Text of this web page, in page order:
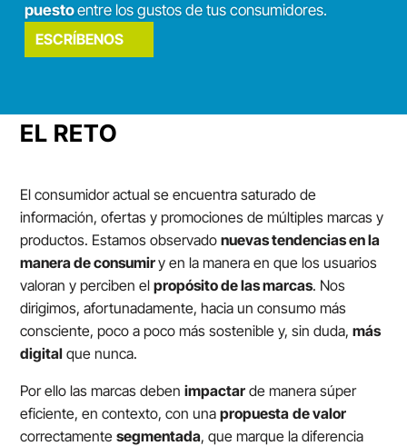
puestoentre los gustos de tus consumidores.
ESCRÍBENOS
EL RETO
El consumidor actual se encuentra saturado de
información, ofertas y promociones de múltiples marcas y
productos. Estamos observadonuevas tendencias en la
manera de consumiry en la manera en que los usuarios
valoran y perciben elpropósito de las marcas. Nos
dirigimos, afortunadamente, hacia un consumo más
consciente, poco a poco más sostenible y, sin duda,más
digital que nunca.
Por ello las marcas debenimpactar de manera súper
eficiente, en contexto, con unapropuesta de valor
correctamentesegmentada, que marque la diferencia